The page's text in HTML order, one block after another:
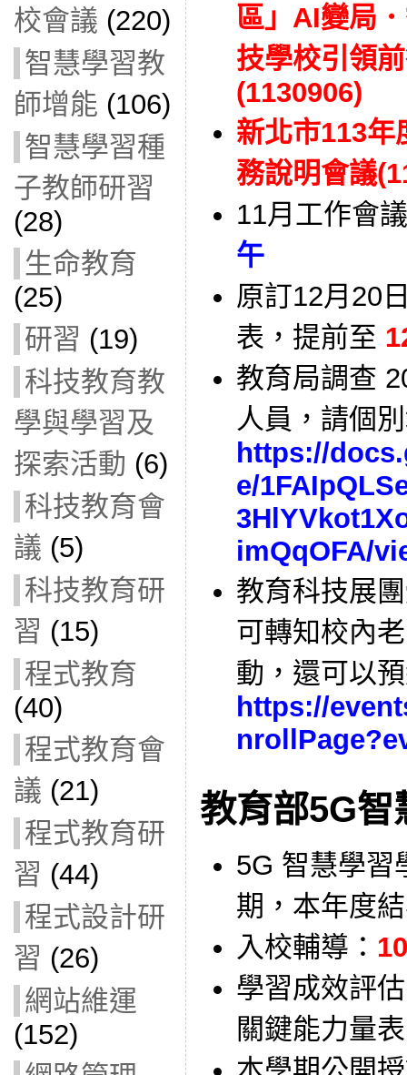
校會議 (220)
智慧學習教
師增能 (106)
智慧學習種
子教師研習
(28)
生命教育
(25)
研習 (19)
科技教育教
學與學習及
探索活動 (6)
科技教育會
議 (5)
科技教育研
習 (15)
程式教育
(40)
程式教育會
議 (21)
程式教育研
習 (44)
程式設計研
習 (26)
網站維運
(152)
區」AI變局
技學校引領
(1130906)
新北市113年
務說明會議
11月工作會
午
原訂12月20
表，提前至
教育局調查
人員，請個
https://
e/
imQqOFA/
教育科技展
可轉知校內
動，還可以
https://
教育部5G智
5G 智慧學習
期，本年度
入校輔導：
學習成效評
關鍵能力量表